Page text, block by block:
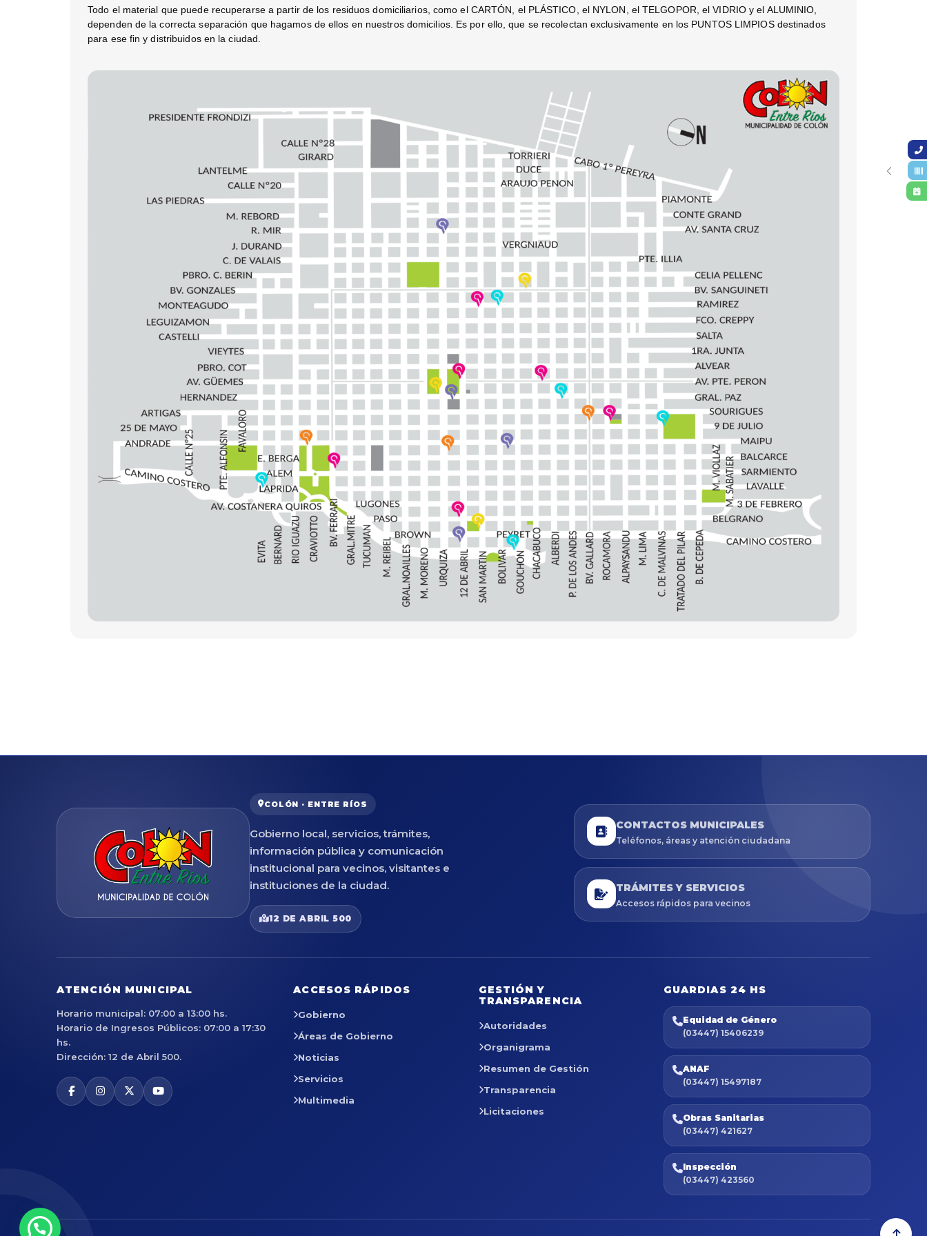
Todo el material que puede recuperarse a partir de los residuos domiciliarios, como el CARTÓN, el PLÁSTICO, el NYLON, el TELGOPOR, el VIDRIO y el ALUMINIO,
dependen de la correcta separación que hagamos de ellos en nuestros domicilios. Es por ello, que se recolectan exclusivamente en los PUNTOS LIMPIOS destinados
para ese fin y distribuidos en la ciudad.
COLÓN · ENTRE RÍOS
Gobierno local, servicios, trámites,
información pública y comunicación
institucional para vecinos, visitantes e
instituciones de la ciudad.
12 DE ABRIL 500
CONTACTOS MUNICIPALES
Teléfonos, áreas y atención ciudadana
TRÁMITES Y SERVICIOS
Accesos rápidos para vecinos
ATENCIÓN MUNICIPAL
Horario municipal: 07:00 a 13:00 hs.
Horario de Ingresos Públicos: 07:00 a 17:30
hs.
Dirección: 12 de Abril 500.
ACCESOS RÁPIDOS
Gobierno
Áreas de Gobierno
Noticias
Servicios
Multimedia
GESTIÓN Y
TRANSPARENCIA
Autoridades
Organigrama
Resumen de Gestión
Transparencia
Licitaciones
GUARDIAS 24 HS
Equidad de Género
(03447) 15406239
ANAF
(03447) 15497187
Obras Sanitarias
(03447) 421627
Inspección
(03447) 423560